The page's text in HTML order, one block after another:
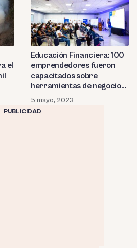
el
Educación Financiera: 100
emprendedores fueron
capacitados sobre
herramientas de negocio
en Piura
5 mayo, 2023
PUBLICIDAD